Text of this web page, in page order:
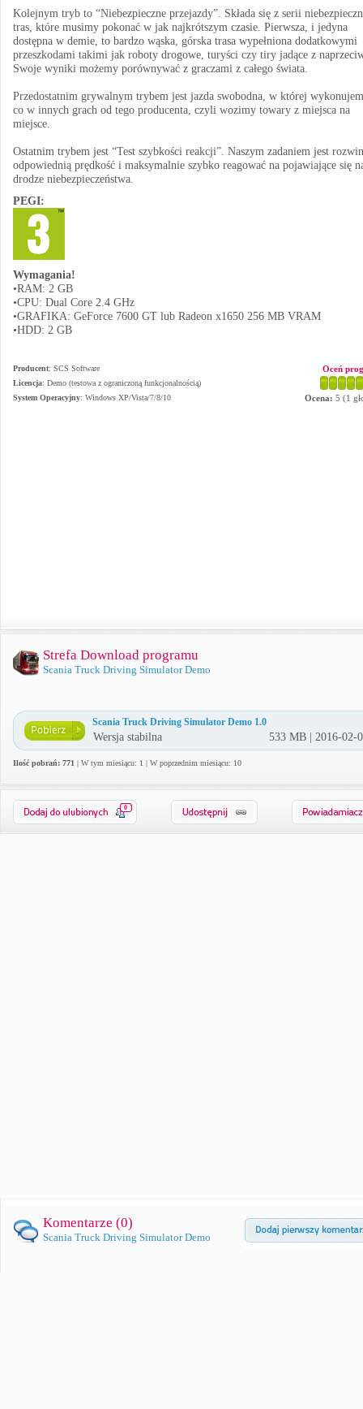
Kolejnym tryb to “Niebezpieczne przejazdy”. Składa się z serii
tras, które musimy pokonać w jak najkrótszym czasie. Pierwsza, i jedyna
dostępna w demie, to bardzo wąska, górska trasa wypełniona dodatkowymi
przeszkodami takimi jak roboty drogowe, turyści czy tiry jadące z
Swoje wyniki możemy porównywać z graczami z całego świata.
Przedostatnim grywalnym trybem jest jazda swobodna, w której
co w innych grach od tego producenta, czyli wozimy towary z miejsca na
miejsce.
Ostatnim trybem jest “Test szybkości reakcji”. Naszym zadaniem jest
odpowiednią prędkość i maksymalnie szybko reagować na pojawiające się
drodze niebezpieczeństwa.
PEGI:
Wymagania!
•RAM: 2 GB
•CPU: Dual Core 2.4 GHz
•GRAFIKA: GeForce 7600 GT lub Radeon x1650 256 MB VRAM
•HDD: 2 GB
Producent: SCS Software
Licencja: Demo (testowa z ograniczoną funkcjonalnością)
System Operacyjny: Windows XP/Vista/7/8/10
Oceń
Ocena: 5 (1
Strefa Download programu
Scania Truck Driving Simulator Demo
Scania Truck Driving Simulator Demo 1.0
Wersja stabilna 533 MB | 2016-02-
Ilość pobrań: 771 | W tym miesiącu: 1 | W poprzednim miesiącu: 10
0
Komentarze (0)
Scania Truck Driving Simulator Demo